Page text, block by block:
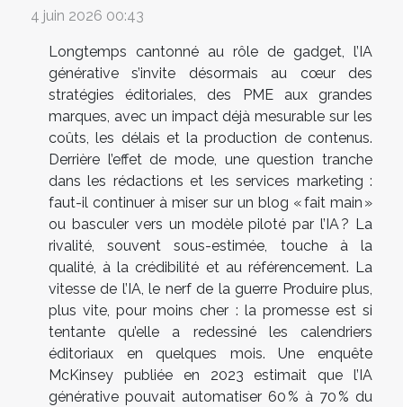
4 juin 2026 00:43
Longtemps cantonné au rôle de gadget, l’IA
générative s’invite désormais au cœur des
stratégies éditoriales, des PME aux grandes
marques, avec un impact déjà mesurable sur les
coûts, les délais et la production de contenus.
Derrière l’effet de mode, une question tranche
dans les rédactions et les services marketing :
faut-il continuer à miser sur un blog « fait main »
ou basculer vers un modèle piloté par l’IA ? La
rivalité, souvent sous-estimée, touche à la
qualité, à la crédibilité et au référencement. La
vitesse de l’IA, le nerf de la guerre Produire plus,
plus vite, pour moins cher : la promesse est si
tentante qu’elle a redessiné les calendriers
éditoriaux en quelques mois. Une enquête
McKinsey publiée en 2023 estimait que l’IA
générative pouvait automatiser 60 % à 70 % du